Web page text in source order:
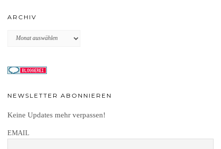
ARCHIV
Archiv
NEWSLETTER ABONNIEREN
Keine Updates mehr verpassen!
EMAIL